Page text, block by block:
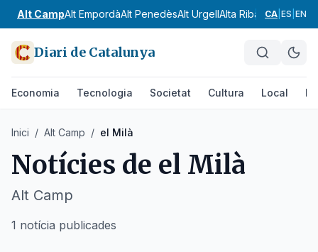
Alt CampAlt EmpordàAlt PenedèsAlt UrgellAlta RibagorçaAnoia
CA ES EN
Diari de Catalunya
Economia Tecnologia Societat Cultura Local
Inici / Alt Camp / el Milà
Notícies de el Milà
Alt Camp
1 notícia publicades